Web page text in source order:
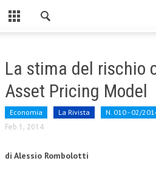
CHI SIAMO
CONTATTI
CENTRO STUDI
La stima del rischio
Asset Pricing Model
Economia La Rivista N. 010 - 02/
Feb 1, 2014
di Alessio Rombolotti